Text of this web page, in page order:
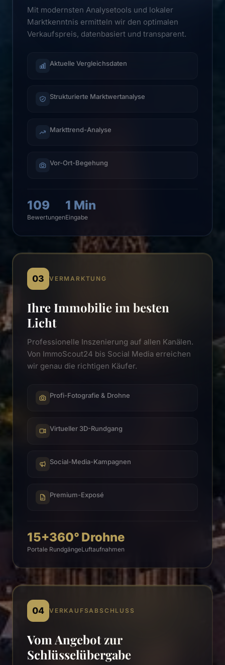
Mit modernsten Analysetools und lokaler
Marktkenntnis ermitteln wir den optimalen
Verkaufspreis, datenbasiert und transparent.
Aktuelle Vergleichsdaten
Strukturierte Marktwertanalyse
Markttrend-Analyse
Vor-Ort-Begehung
109
Bewertungen
1 Min
Eingabe
03 VERMARKTUNG
Ihre Immobilie im besten
Licht
Professionelle Inszenierung auf allen Kanälen.
Von ImmoScout24 bis Social Media erreichen
wir genau die richtigen Käufer.
Profi-Fotografie & Drohne
Virtueller 3D-Rundgang
Social-Media-Kampagnen
Premium-Exposé
15+
Portale
360°
Rundgänge
Drohne
Luftaufnahmen
04 VERKAUFSABSCHLUSS
Vom Angebot zur
Schlüsselübergabe